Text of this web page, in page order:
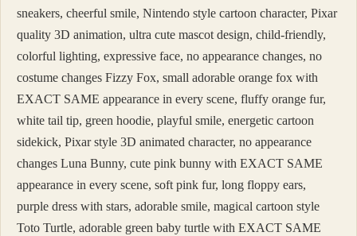
sneakers, cheerful smile, Nintendo style cartoon character, Pixar
quality 3D animation, ultra cute mascot design, child-friendly,
colorful lighting, expressive face, no appearance changes, no
costume changes Fizzy Fox, small adorable orange fox with
EXACT SAME appearance in every scene, fluffy orange fur,
white tail tip, green hoodie, playful smile, energetic cartoon
sidekick, Pixar style 3D animated character, no appearance
changes Luna Bunny, cute pink bunny with EXACT SAME
appearance in every scene, soft pink fur, long floppy ears,
purple dress with stars, adorable smile, magical cartoon style
Toto Turtle, adorable green baby turtle with EXACT SAME